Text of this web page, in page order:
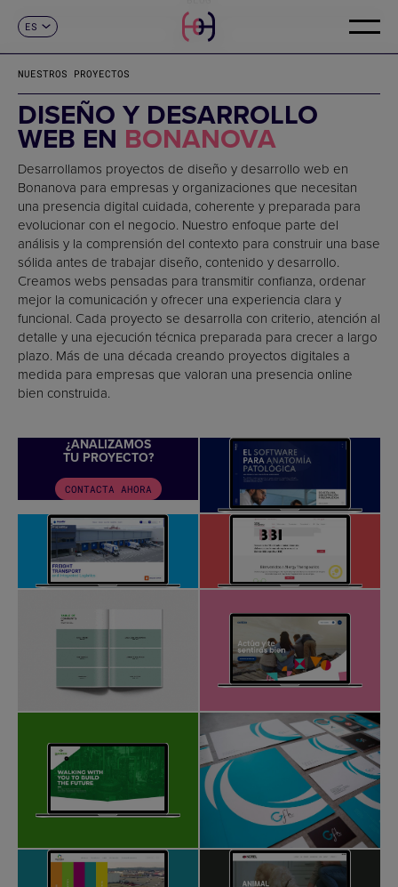
ES
FR
DE
IT
PT
CONTACTO
NUESTROS PROYECTOS
DISEÑO Y DESARROLLO
WEB EN BONANOVA
Desarrollamos proyectos de diseño y desarrollo web en
Bonanova para empresas y organizaciones que necesitan
una presencia digital cuidada, coherente y preparada para
evolucionar con el negocio. Nuestro enfoque parte del
análisis y la comprensión del contexto para construir una base
sólida antes de trabajar diseño, contenido y desarrollo.
Creamos webs pensadas para transmitir confianza, ordenar
mejor la comunicación y ofrecer una experiencia clara y
funcional. Cada proyecto se desarrolla con criterio, atención al
detalle y una ejecución técnica preparada para crecer a largo
plazo. Más de una década creando proyectos digitales a
medida para empresas que valoran una presencia online
bien construida.
¿ANALIZAMOS
TU PROYECTO?
CONTACTA AHORA